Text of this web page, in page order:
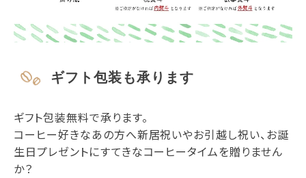
ギフト包装も承ります
ギフト包装無料で承ります。
コーヒー好きなあの方へ新居祝いやお引越し祝い、お誕
生日プレゼントにすてきなコーヒータイムを贈りません
か？